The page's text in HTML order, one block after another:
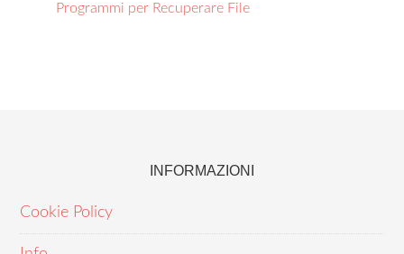
Programmi per Recuperare File
INFORMAZIONI
Cookie Policy